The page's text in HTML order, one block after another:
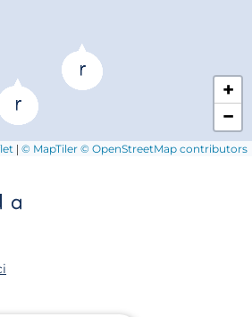
+
−
| © MapTiler © OpenStreetMap contributors